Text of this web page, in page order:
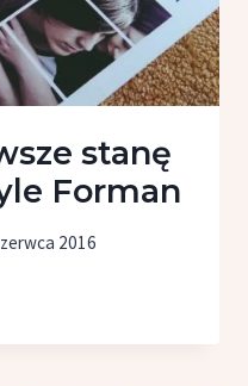
stanę
Forman
2016